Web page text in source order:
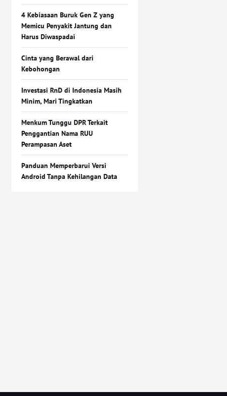
4 Kebiasaan Buruk Gen Z yang
Memicu Penyakit Jantung dan
Harus Diwaspadai
Cinta yang Berawal dari
Kebohongan
Investasi RnD di Indonesia Masih
Minim, Mari Tingkatkan
Menkum Tunggu DPR Terkait
Penggantian Nama RUU
Perampasan Aset
Panduan Memperbarui Versi
Android Tanpa Kehilangan Data